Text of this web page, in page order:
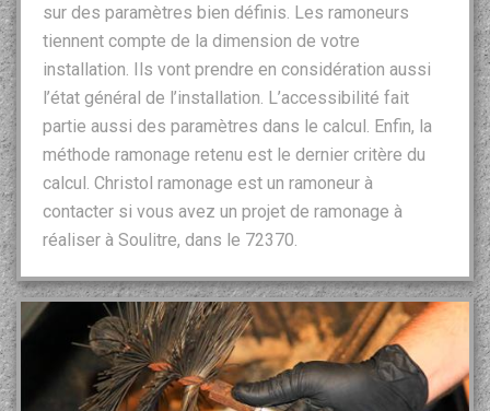
sur des paramètres bien définis. Les ramoneurs
tiennent compte de la dimension de votre
installation. Ils vont prendre en considération aussi
l’état général de l’installation. L’accessibilité fait
partie aussi des paramètres dans le calcul. Enfin, la
méthode ramonage retenu est le dernier critère du
calcul. Christol ramonage est un ramoneur à
contacter si vous avez un projet de ramonage à
réaliser à Soulitre, dans le 72370.